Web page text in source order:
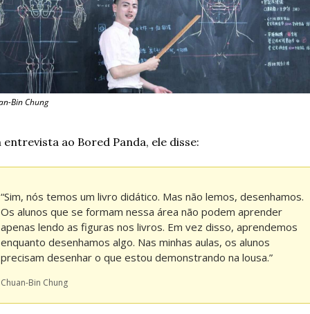
Bin Chung
entrevista ao Bored Panda, ele disse:
“Sim, nós temos um livro didático. Mas não lemos, desenhamos.
Os alunos que se formam nessa área não podem aprender
apenas lendo as figuras nos livros. Em vez disso, aprendemos
enquanto desenhamos algo. Nas minhas aulas, os alunos
precisam desenhar o que estou demonstrando na lousa.”
Chuan-Bin Chung